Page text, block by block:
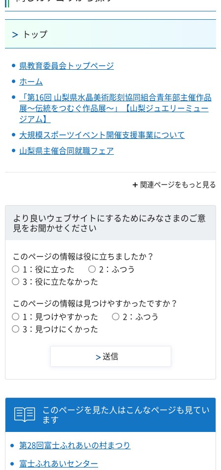
トップ
県教育委員会トップページ
ホーム
「第16回 山梨県水晶美術彫刻協同組合青年部主催作品
展～伝統をつむぐ作品展～」【山梨ジュエリーミュー
ジアム】
大規模スポーツイベント開催支援事業について
山梨県主催合同就職フェア
関連ページをもっと見る
より良いウェブサイトにするためにみなさまのご意
見をお聞かせください
このページの情報は役に立ちましたか？
1：役に立った
2：ふつう
3：役に立たなかった
このページの情報は見つけやすかったですか？
1：見つけやすかった
2：ふつう
3：見つけにくかった
このページを見た人はこんなページも見てい
ます
第28回富士ふれあいの村まつり
富士ふれあいセンター